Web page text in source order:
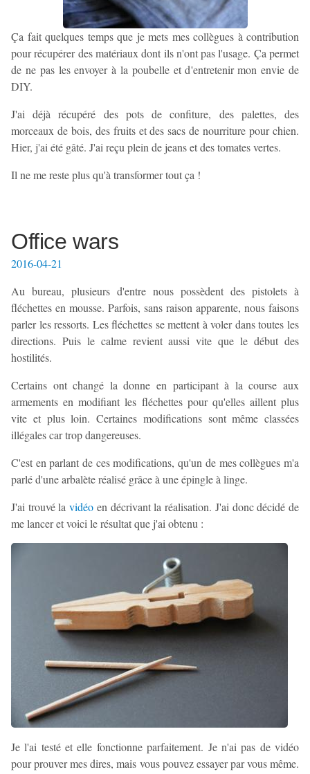
Ça fait quelques temps que je mets mes collègues à contribution
pour récupérer des matériaux dont ils n'ont pas l'usage. Ça permet
de ne pas les envoyer à la poubelle et d'entretenir mon envie de
DIY.
J'ai déjà récupéré des pots de confiture, des palettes, des
morceaux de bois, des fruits et des sacs de nourriture pour chien.
Hier, j'ai été gâté. J'ai reçu plein de jeans et des tomates vertes.
Il ne me reste plus qu'à transformer tout ça !
Office wars
2016-04-21
Au bureau, plusieurs d'entre nous possèdent des pistolets à
fléchettes en mousse. Parfois, sans raison apparente, nous faisons
parler les ressorts. Les fléchettes se mettent à voler dans toutes les
directions. Puis le calme revient aussi vite que le début des
hostilités.
Certains ont changé la donne en participant à la course aux
armements en modifiant les fléchettes pour qu'elles aillent plus
vite et plus loin. Certaines modifications sont même classées
illégales car trop dangereuses.
C'est en parlant de ces modifications, qu'un de mes collègues m'a
parlé d'une arbalète réalisé grâce à une épingle à linge.
J'ai trouvé lavidéo en décrivant la réalisation. J'ai donc décidé de
me lancer et voici le résultat que j'ai obtenu :
Je l'ai testé et elle fonctionne parfaitement. Je n'ai pas de vidéo
pour prouver mes dires, mais vous pouvez essayer par vous même.